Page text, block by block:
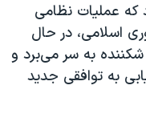
که عملیات نظامی
اسلامی، در حال
به سر می‌برد و
به توافقی جدید